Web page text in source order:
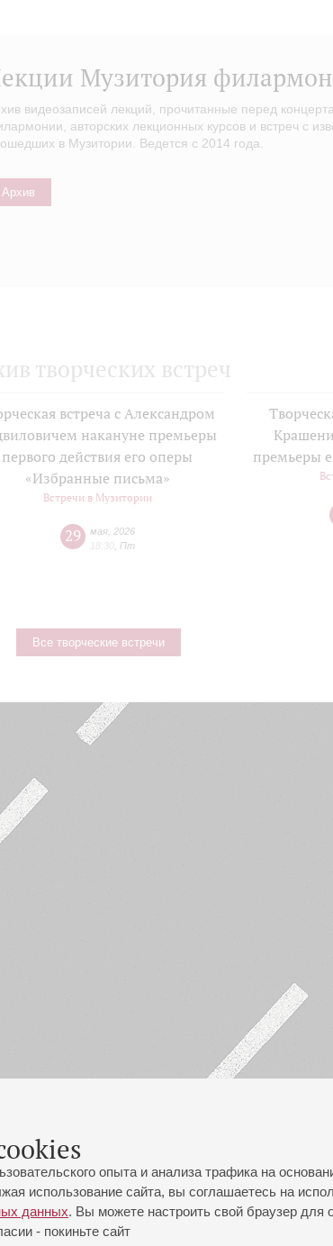
опыта и анализа трафика на
использование сайта, вы соглашаетесь на
данных. Вы можете настроить свой браузер для
- покиньте сайт
Музитория
видеозаписей лекций, прочитанные перед
авторских лекционных курсов и встреч с
в Музитории. Ведется с 2014 года.
Архив
творческих встреч
встреча с Александром
накануне премьеры
первого действия его оперы
«Избранные письма»
Встречи в Музитории
29 мая, 2026
18:30, Пт
премьеры
Все творческие встречи
работы кассы Большого зала: с 11:00 до 20:30